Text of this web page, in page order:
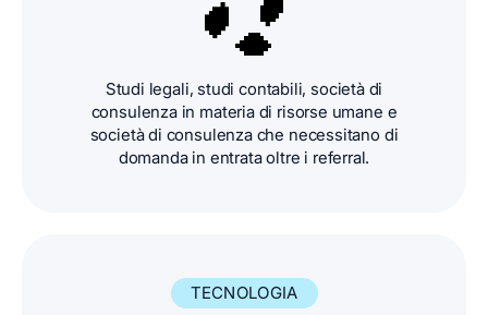
Studi legali, studi contabili, società di
consulenza in materia di risorse umane e
società di consulenza che necessitano di
domanda in entrata oltre i referral.
TECNOLOGIA